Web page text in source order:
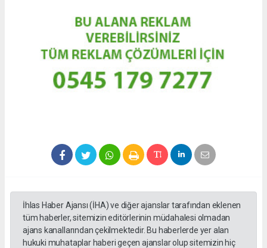
İhlas Haber Ajansı (İHA) ve diğer ajanslar tarafından eklenen
tüm haberler, sitemizin editörlerinin müdahalesi olmadan
ajans kanallarından çekilmektedir. Bu haberlerde yer alan
hukuki muhataplar haberi geçen ajanslar olup sitemizin hiç